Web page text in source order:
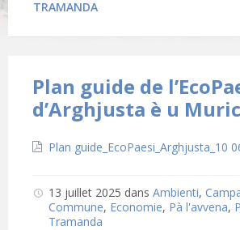
TRAMANDA
Plan guide de
d’Arghjusta è u
Téléchargements
Plan guide_EcoPaesi_Arghjusta_10
13 juillet 2025 dans Ambienti,
Commune, Economie, Pà l'avvena,
Tramanda